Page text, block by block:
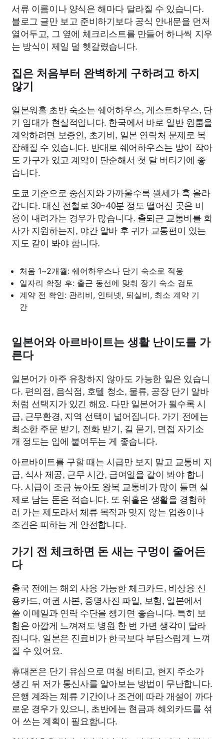
서류 이름이나 양식은 해마다 달라질 수 있습니다.
블로그 글만 보고 준비하기보다 공식 안내문을 먼저
열어두고, 그 옆에 체크리스트를 만들어 하나씩 지우
는 방식이 제일 덜 헷갈렸습니다.
집은 처음부터 완벽하게 구하려고 하지
않기
일본워홀 초반 숙소는 쉐어하우스, 게스트하우스, 단
기 임대가 현실적입니다. 한국에서 바로 일반 원룸을
계약하려면 보증인, 초기비, 일본 연락처 문제로 복
잡해질 수 있습니다. 반대로 쉐어하우스는 방이 작아
도 가구가 있고 계약이 단순해서 첫 달 버티기에 좋
습니다.
도쿄 기준으로 중심지와 가까울수록 월세가 훅 올라
갑니다. 대신 전철로 30~40분 정도 떨어진 곳은 비
용이 내려가는 경우가 많습니다. 출퇴근 교통비를 회
사가 지원하는지, 야간 알바 후 귀가 교통편이 있는
지도 같이 봐야 합니다.
처음 1~2개월: 쉐어하우스나 단기 숙소로 적응
일자리 확정 후: 출근 동선에 맞춰 장기 숙소 검토
계약 전 확인: 관리비, 인터넷, 퇴실비, 최소 계약 기
간
일본어와 아르바이트는 생활 난이도를 가
른다
일본어가 아주 유창하지 않아도 가능한 일은 있습니
다. 편의점, 음식점, 호텔 청소, 물류, 공장 단기 알바
처럼 선택지가 있긴 해요. 다만 일본어가 될수록 시
급, 근무환경, 지역 선택이 넓어집니다. 가기 전에는
최소한 주문 받기, 전화 받기, 길 묻기, 면접 자기소
개 정도는 입에 붙여두는 게 좋습니다.
아르바이트를 구할 때는 시급만 보지 말고 교통비 지
급, 식사 제공, 근무 시간, 급여일을 같이 봐야 합니
다. 시급이 조금 높아도 왕복 교통비가 많이 들면 실
제로 남는 돈은 적습니다. 또 워홀은 생활을 경험하
러 가는 제도라서 체류 목적과 맞지 않는 업종이나
조건은 피하는 게 안전합니다.
가기 전 체크하면 돈 새는 구멍이 줄어든
다
출국 전에는 해외 사용 가능한 체크카드, 비상용 신
용카드, 여권 사본, 증명사진 파일, 보험, 일본에서
쓸 이메일과 연락 수단을 챙기면 좋습니다. 특히 보
험은 아깝게 느껴져도 병원 한 번 가면 생각이 달라
집니다. 일본은 진료비가 한국보다 부담스럽게 느껴
질 수 있어요.
휴대폰은 단기 유심으로 며칠 버티고, 현지 주소가
생긴 뒤 저가 통신사를 알아보는 방법이 무난합니다.
은행 계좌는 체류 기간이나 조건에 따라 개설이 까다
로운 경우가 있으니, 초반에는 현금과 해외카드를 섞
어 쓰는 계획이 필요합니다.